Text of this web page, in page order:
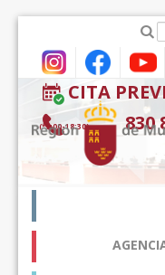
CITA
(9:00-18:30*)